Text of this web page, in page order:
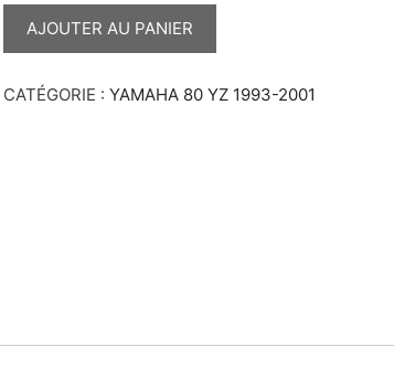
QUANTITÉ
YZ
AJOUTER AU PANIER
CATÉGORIE :YAMAHA 80 YZ 1993-2001